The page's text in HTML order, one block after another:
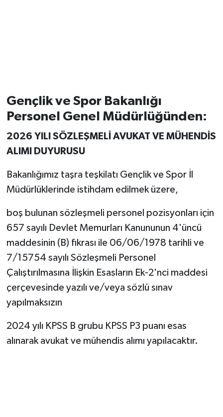
Gençlik ve Spor Bakanlığı
Personel Genel Müdürlüğünden:
2026 YILI SÖZLEŞMELİ AVUKAT VE MÜHENDİS
ALIMI DUYURUSU
Bakanlığımız taşra teşkilatı Gençlik ve Spor İl
Müdürlüklerinde istihdam edilmek üzere,
boş bulunan sözleşmeli personel pozisyonları için
657 sayılı Devlet Memurları Kanununun 4'üncü
maddesinin (B) fıkrası ile 06/06/1978 tarihli ve
7/15754 sayılı Sözleşmeli Personel
Çalıştırılmasına İlişkin Esasların Ek-2'nci maddesi
çerçevesinde yazılı ve/veya sözlü sınav
yapılmaksızın
2024 yılı KPSS B grubu KPSS P3 puanı esas
alınarak avukat ve mühendis alımı yapılacaktır.